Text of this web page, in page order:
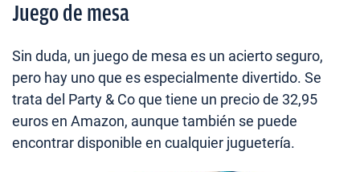
Juego de mesa
Sin duda, un juego de mesa es un acierto seguro,
pero hay uno que es especialmente divertido. Se
trata del Party & Co que tiene un precio de 32,95
euros en Amazon, aunque también se puede
encontrar disponible en cualquier juguetería.